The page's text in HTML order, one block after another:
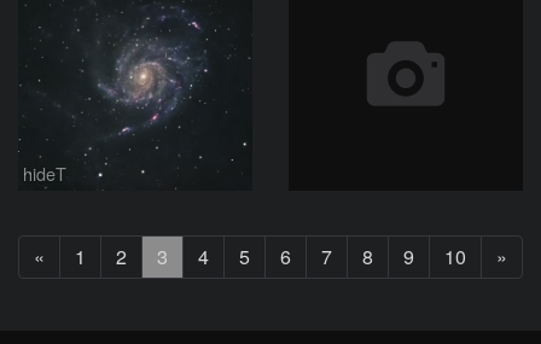
hideT
«
へ
1 2 3 4 5 6 7 8 9 10 »
へ